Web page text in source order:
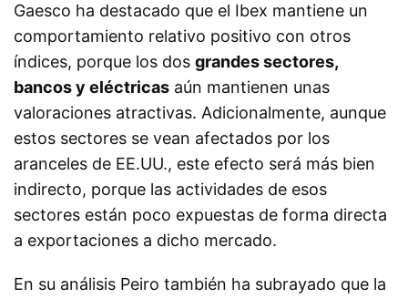
Gaesco ha destacado que el Ibex mantiene un
comportamiento relativo positivo con otros
índices, porque los dos grandes sectores,
bancos y eléctricas aún mantienen unas
valoraciones atractivas. Adicionalmente, aunque
estos sectores se vean afectados por los
aranceles de EE.UU., este efecto será más bien
indirecto, porque las actividades de esos
sectores están poco expuestas de forma directa
a exportaciones a dicho mercado.
En su análisis Peiro también ha subrayado que la